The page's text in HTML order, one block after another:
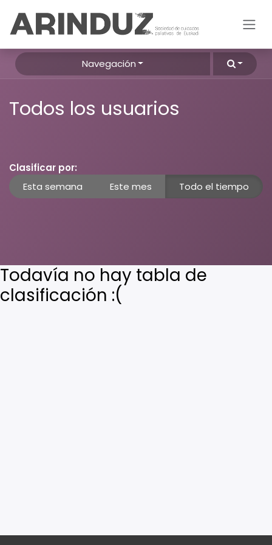
Navegación
Todos los usuarios
Clasificar por:
Esta semana
Este mes Todo el tiempo
Todavía no hay tabla de
clasificación :(